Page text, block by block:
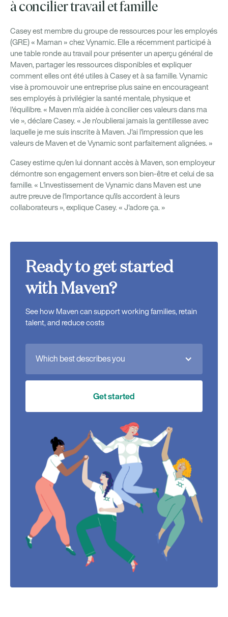
à concilier travail et famille
Casey est membre du groupe de ressources pour les employés
(GRE) « Maman » chez Vynamic. Elle a récemment participé à
une table ronde au travail pour présenter un aperçu général de
Maven, partager les ressources disponibles et expliquer
comment elles ont été utiles à Casey et à sa famille. Vynamic
vise à promouvoir une entreprise plus saine en encourageant
ses employés à privilégier la santé mentale, physique et
l'équilibre. « Maven m'a aidée à concilier ces valeurs dans ma
vie », déclare Casey. « Je n'oublierai jamais la gentillesse avec
laquelle je me suis inscrite à Maven. J'ai l'impression que les
valeurs de Maven et de Vynamic sont parfaitement alignées. »
Casey estime qu'en lui donnant accès à Maven, son employeur
démontre son engagement envers son bien-être et celui de sa
famille. « L'investissement de Vynamic dans Maven est une
autre preuve de l'importance qu'ils accordent à leurs
collaborateurs », explique Casey. « J'adore ça. »
Ready to get started
with Maven?
See how Maven can support working families, retain
talent, and reduce costs
Which best describes you
Get started